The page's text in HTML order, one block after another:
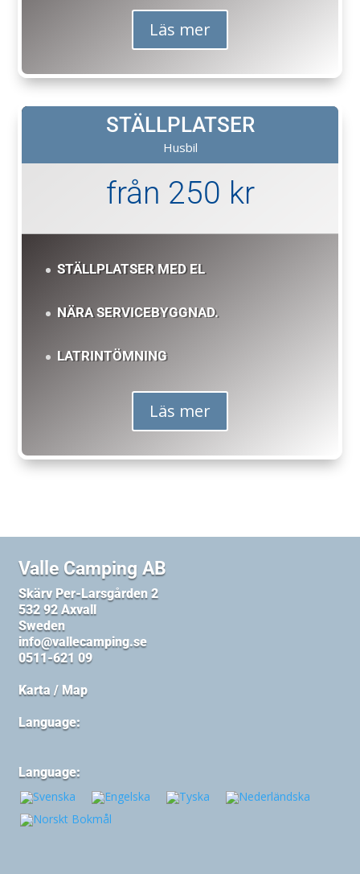
Läs mer
STÄLLPLATSER
Husbil
från 250 kr
STÄLLPLATSER MED EL
NÄRA SERVICEBYGGNAD.
LATRINTÖMNING
Läs mer
Valle Camping AB
Skärv Per-Larsgården 2
532 92 Axvall
Sweden
info@vallecamping.se
0511-621 09
Karta / Map
Language:
Language: